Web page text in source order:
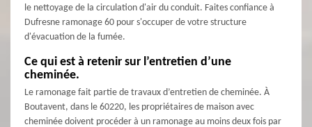
le nettoyage de la circulation d'air du conduit. Faites confiance à
Dufresne ramonage 60 pour s'occuper de votre structure
d'évacuation de la fumée.
Ce qui est à retenir sur l’entretien d’une
cheminée.
Le ramonage fait partie de travaux d’entretien de cheminée. À
Boutavent, dans le 60220, les propriétaires de maison avec
cheminée doivent procéder à un ramonage au moins deux fois par